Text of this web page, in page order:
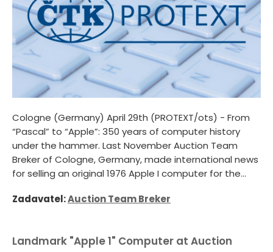
Cologne (Germany) April 29th (PROTEXT/ots) - From
“Pascal” to “Apple”: 350 years of computer history
under the hammer. Last November Auction Team
Breker of Cologne, Germany, made international news
for selling an original 1976 Apple I computer for the...
Zadavatel:Auction Team Breker
Landmark "Apple 1" Computer at Auction